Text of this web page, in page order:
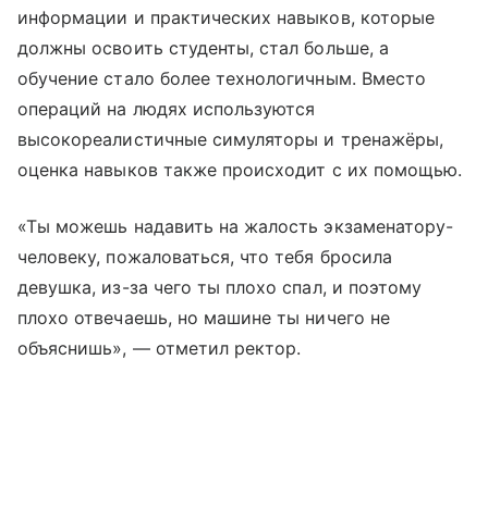
информации и практических навыков, которые
должны освоить студенты, стал больше, а
обучение стало более технологичным. Вместо
операций на людях используются
высокореалистичные симуляторы и тренажёры,
оценка навыков также происходит с их помощью.
«Ты можешь надавить на жалость экзаменатору-
человеку, пожаловаться, что тебя бросила
девушка, из-за чего ты плохо спал, и поэтому
плохо отвечаешь, но машине ты ничего не
объяснишь», — отметил ректор.